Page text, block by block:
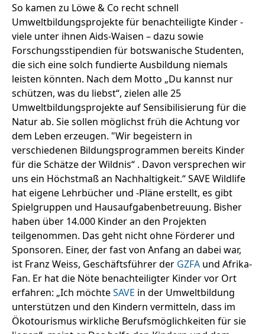
So kamen zu Löwe & Co recht schnell
Umweltbildungsprojekte für benachteiligte Kinder -
viele unter ihnen Aids-Waisen – dazu sowie
Forschungsstipendien für botswanische Studenten,
die sich eine solch fundierte Ausbildung niemals
leisten könnten. Nach dem Motto „Du kannst nur
schützen, was du liebst“, zielen alle 25
Umweltbildungsprojekte auf Sensibilisierung für die
Natur ab. Sie sollen möglichst früh die Achtung vor
dem Leben erzeugen. "Wir begeistern in
verschiedenen Bildungsprogrammen bereits Kinder
für die Schätze der Wildnis“ . Davon versprechen wir
uns ein Höchstmaß an Nachhaltigkeit.“ SAVE Wildlife
hat eigene Lehrbücher und -Pläne erstellt, es gibt
Spielgruppen und Hausaufgabenbetreuung. Bisher
haben über 14.000 Kinder an den Projekten
teilgenommen. Das geht nicht ohne Förderer und
Sponsoren. Einer, der fast von Anfang an dabei war,
ist Franz Weiss, Geschäftsführer der GZFA und Afrika-
Fan. Er hat die Nöte benachteiligter Kinder vor Ort
erfahren: „Ich möchteSAVE in der Umweltbildung
unterstützen und den Kindern vermitteln, dass im
Ökotourismus wirkliche Berufsmöglichkeiten für sie